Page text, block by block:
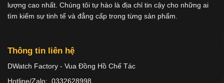
lượng cao nhất. Chúng tôi tự hào là địa chỉ tin cậy cho những ai
tìm kiếm sự tinh tế và đẳng cấp trong từng sản phẩm.
Thông tin liên hệ
DWatch Factory - Vua Đồng Hồ Chế Tác
Hotline/Zalo: 0332628998